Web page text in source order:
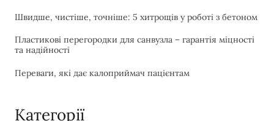
Швидше, чистіше, точніше: 5 хитрощів у роботі з бетоном
Пластикові перегородки для санвузла – гарантія міцності
та надійності
Переваги, які дає калоприймач пацієнтам
Категорії